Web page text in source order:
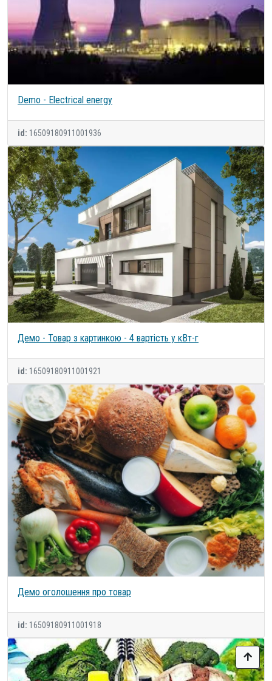
Demo - Electrical energy
id: 16509180911001936
Демо - Товар з картинкою - 4 вартість у кВт-г
id: 16509180911001921
Демо оголошення про товар
id: 16509180911001918